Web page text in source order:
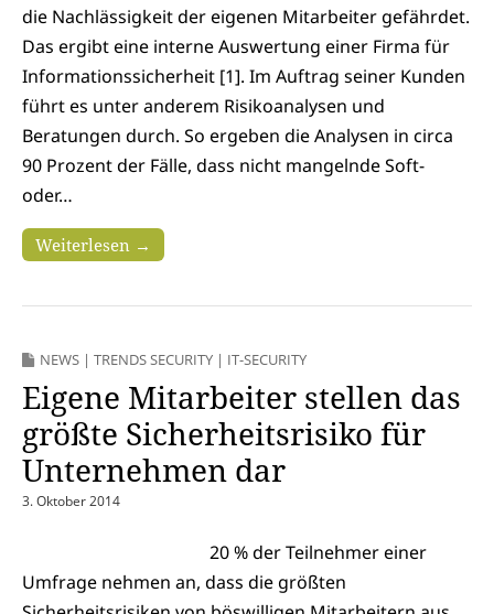
die Nachlässigkeit der eigenen Mitarbeiter gefährdet.
Das ergibt eine interne Auswertung einer Firma für
Informationssicherheit [1]. Im Auftrag seiner Kunden
führt es unter anderem Risikoanalysen und
Beratungen durch. So ergeben die Analysen in circa
90 Prozent der Fälle, dass nicht mangelnde Soft-
oder…
Weiterlesen →
NEWS | TRENDS SECURITY | IT-SECURITY
Eigene Mitarbeiter stellen das
größte Sicherheitsrisiko für
Unternehmen dar
3. Oktober 2014
20 % der Teilnehmer einer
Umfrage nehmen an, dass die größten